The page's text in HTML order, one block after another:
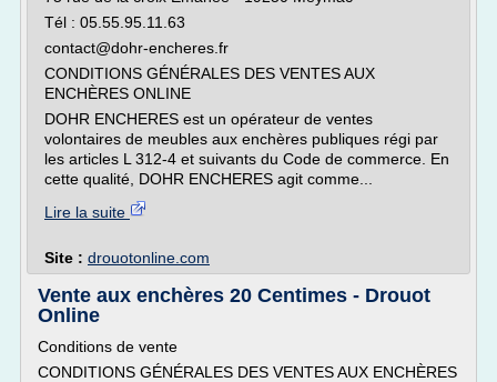
Tél : 05.55.95.11.63
contact@dohr-encheres.fr
CONDITIONS GÉNÉRALES DES VENTES AUX
ENCHÈRES ONLINE
DOHR ENCHERES est un opérateur de ventes
volontaires de meubles aux enchères publiques régi par
les articles L 312-4 et suivants du Code de commerce. En
cette qualité, DOHR ENCHERES agit comme...
Lire la suite
Site : drouotonline.com
Vente aux enchères 20 Centimes - Drouot
Online
Conditions de vente
CONDITIONS GÉNÉRALES DES VENTES AUX ENCHÈRES